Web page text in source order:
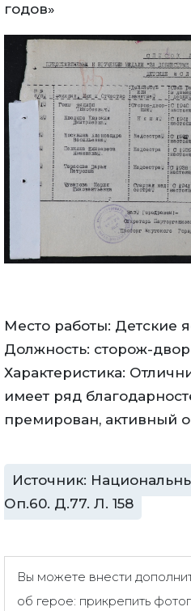
годов»
Место работы: Детские
Должность: сторож-
Характеристика:
имеет ряд
премирован, активный
Источник:
Оп.60. Д.77. Л. 158
Вы можете внести
об герое: прикрепить